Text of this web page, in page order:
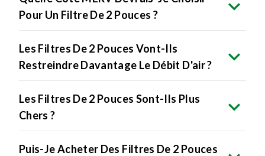
Pour Un Filtre De 2 Pouces ?
Les Filtres De 2 Pouces Vont-Ils
Restreindre Davantage Le Débit D'air ?
Les Filtres De 2 Pouces Sont-Ils Plus
Chers ?
Puis-Je Acheter Des Filtres De 2 Pouces